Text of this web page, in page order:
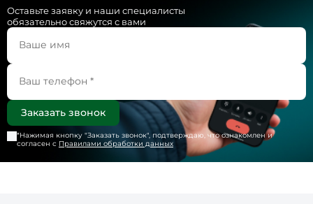
Оставьте заявку и наши специалисты
обязательно свяжутся с вами
*Нажимая кнопку "Заказать звонок", подтверждаю, что ознакомлен и
согласен с Правилами обработки данных